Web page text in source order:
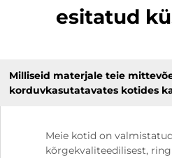
esitatud
Milliseid materjale teie
korduvkasutatavates kotides
Meie kotid on valmistatud
kõrgekvaliteedilisest,